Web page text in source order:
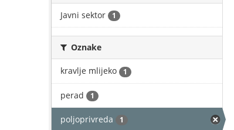
Javni sektor 1
Oznake
kravlje mlijeko 1
perad 1
poljoprivreda 1